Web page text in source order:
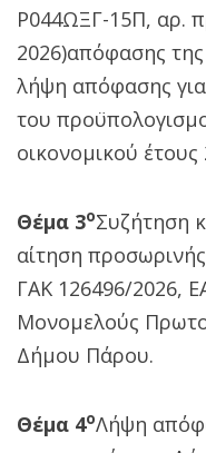
Ρ044ΩΞΓ-15Π, αρ.
2026)απόφασης
λήψη απόφασης
του
οικονομικού έτους
Θέμα 3οΣυζήτηση
αίτηση
ΓΑΚ 126496/2026,
Μονομελούς
Δήμου Πάρου.
Θέμα 4οΛήψη